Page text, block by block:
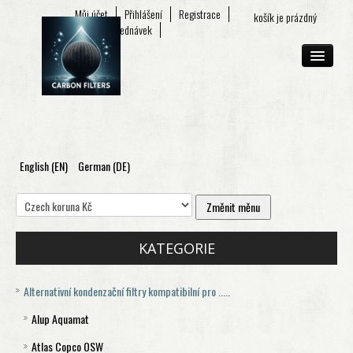
košík je prázdný
Můj účet Přihlášení
Registrace
Seznam objednávek
O FIRMĚ
E-SHOP
English (EN) German (DE)
KATEGORIE
Alternativní kondenzační filtry kompatibilní pro .....
Alup Aquamat
Aquamat 120
Atlas Copco OSW